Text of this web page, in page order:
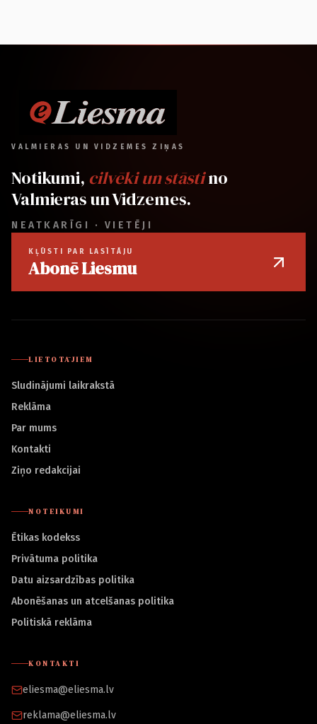
VALMIERAS UN VIDZEMES ZIŅAS
Notikumi, cilvēki un stāstino
Valmieras un Vidzemes.
NEATKARĪGI · VIETĒJI
KĻŪSTI PAR LASĪTĀJU
Abonē Liesmu
LIETOTĀJIEM
Sludinājumi laikrakstā
Reklāma
Par mums
Kontakti
Ziņo redakcijai
NOTEIKUMI
Ētikas kodekss
Privātuma politika
Datu aizsardzības politika
Abonēšanas un atcelšanas politika
Politiskā reklāma
KONTAKTI
eliesma@eliesma.lv
reklama@eliesma.lv